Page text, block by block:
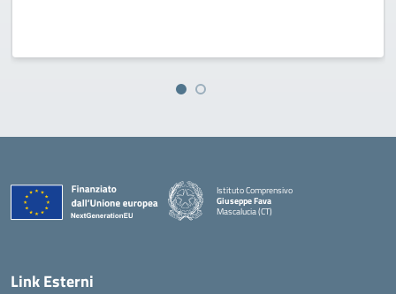
Istituto Comprensivo
Giuseppe Fava
Mascalucia (CT)
Link Esterni